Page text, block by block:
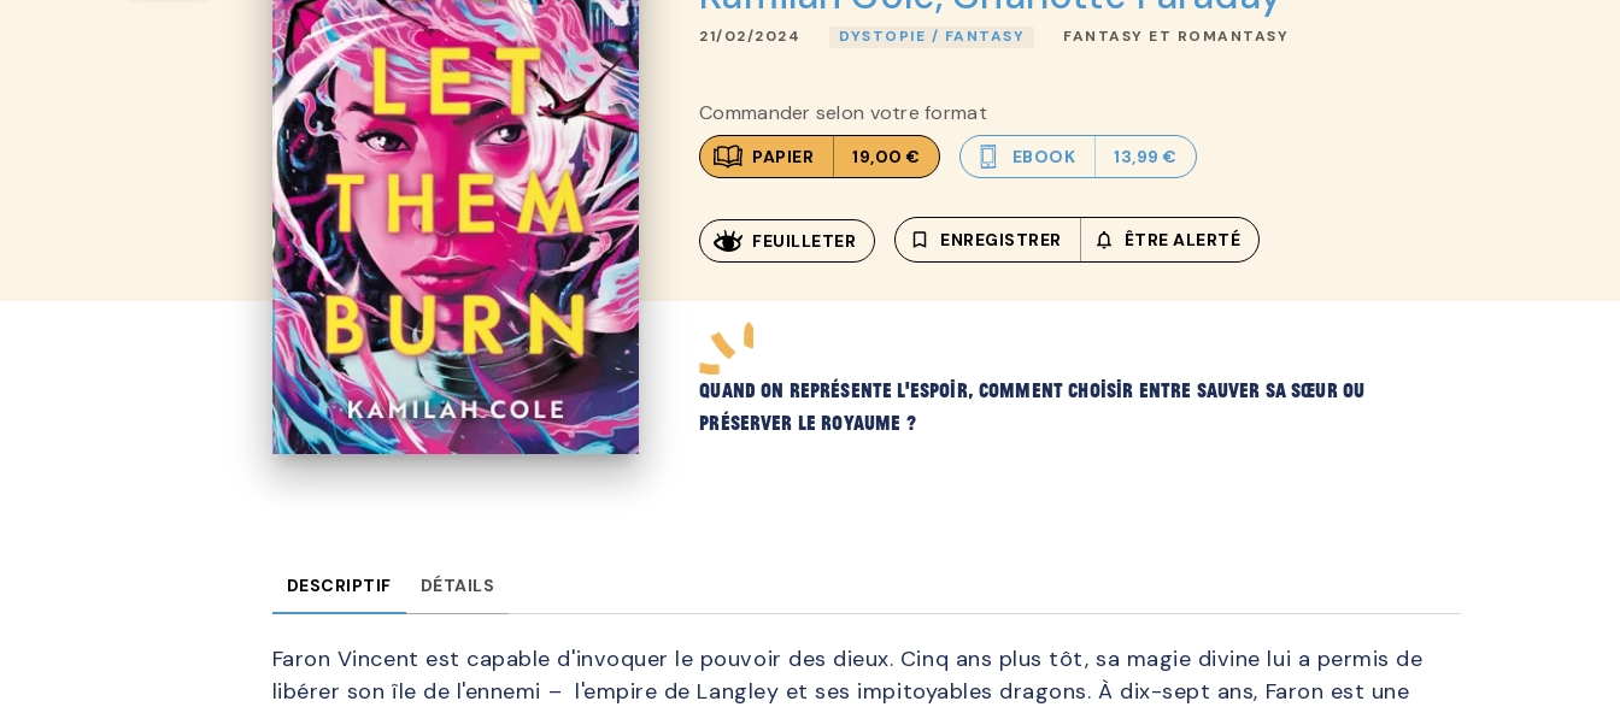
21/02/2024 DYSTOPIE / FANTASY FANTASY ET ROMANTASY
Commander selon votre format
PAPIER 19,00 € EBOOK 13,99 €
FEUILLETER bookmark_border ENREGISTRER notifications_none_outlined
ÊTRE ALERTÉ
Quand on représente l'espoir, comment choisir entre sauver sa sœur ou
préserver le royaume ?
DESCRIPTIF DÉTAILS
Faron Vincent est capable d'invoquer le pouvoir des dieux. Cinq ans plus tôt, sa magie divine lui a permis de
libérer son île de l'ennemi – l'empire de Langley et ses impitoyables dragons. À dix-sept ans, Faron est une